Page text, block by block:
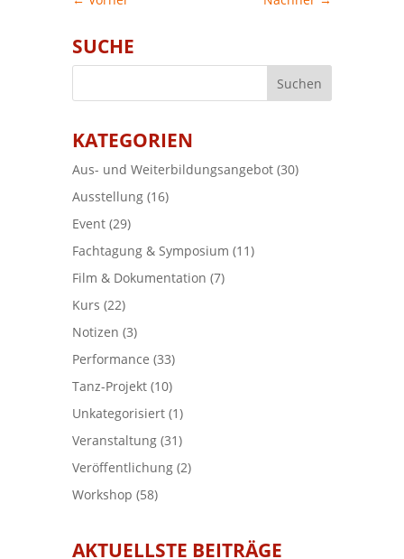
SUCHE
KATEGORIEN
Aus- und Weiterbildungsangebot (30)
Ausstellung (16)
Event (29)
Fachtagung & Symposium (11)
Film & Dokumentation (7)
Kurs (22)
Notizen (3)
Performance (33)
Tanz-Projekt (10)
Unkategorisiert (1)
Veranstaltung (31)
Veröffentlichung (2)
Workshop (58)
AKTUELLSTE BEITRÄGE